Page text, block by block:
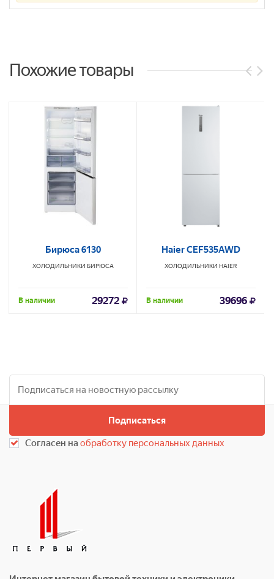
Похожие товары
Бирюса 6130
ХОЛОДИЛЬНИКИ БИРЮСА
В наличии 29272
Haier CEF535AWD
ХОЛОДИЛЬНИКИ HAIER
В наличии 39696
Подписаться
Согласен наобработку персональных данных